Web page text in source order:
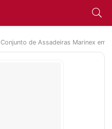
Conjunto de Assadeiras Marinex em